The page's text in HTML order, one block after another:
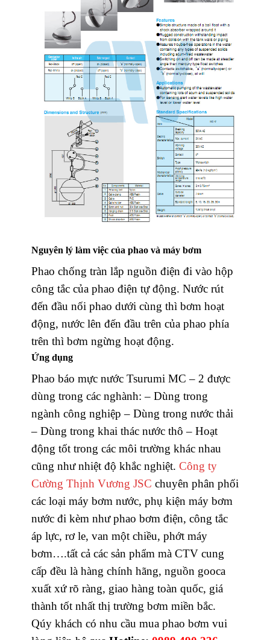
Nguyên lý làm việc của phao và máy bơm
Phao chống tràn lắp nguồn điện đi vào hộp
công tắc của phao điện tự động. Nước rút
đến đầu nối phao dưới cùng thì bơm hoạt
động, nước lên đến đầu trên của phao phía
trên thì bơm ngừng hoạt động.
Ứng dụng
Phao báo mực nước Tsurumi MC – 2 được
dùng trong các nghành: – Dùng trong
ngành công nghiệp – Dùng trong nước thải
– Dùng trong khai thác nước thô – Hoạt
động tốt trong các môi trường khác nhau
cũng như nhiệt độ khắc nghiệt. Công ty
Cường Thịnh Vương JSC chuyên phân phối
các loại máy bơm nước, phụ kiện máy bơm
nước đi kèm như phao bơm điện, công tắc
áp lực, rơ le, van một chiều, phớt máy
bơm….tất cả các sản phẩm mà CTV cung
cấp đều là hàng chính hãng, nguồn gooca
xuất xứ rõ ràng, giao hàng toàn quốc, giá
thành tốt nhất thị trường bơm miền bắc.
Qúy khách có nhu cầu mua phao bơm vui